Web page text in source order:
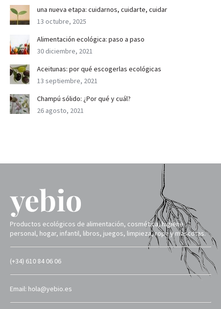
una nueva etapa: cuidarnos, cuidarte, cuidar
13 octubre, 2025
Alimentación ecológica: paso a paso
30 diciembre, 2021
Aceitunas: por qué escogerlas ecológicas
13 septiembre, 2021
Champú sólido: ¿Por qué y cuál?
26 agosto, 2021
Productos ecológicos de alimentación, cosmética, higiene
personal, hogar, infantil, libros, juegos, limpieza, ropa y mascotas.
(+34) 610 84 06 06
Email: hola@yebio.es